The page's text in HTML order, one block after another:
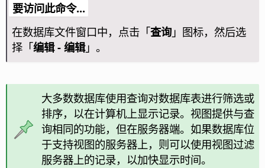
要访问此命令...
在数据库文件窗口中，点击「查询」图标，然后选
择「编辑 - 编辑」。
大多数数据库使用查询对数据库表进行筛选或
排序，以在计算机上显示记录。视图提供与查
询相同的功能，但在服务器端。如果数据库位
于支持视图的服务器上，则可以使用视图过滤
服务器上的记录，以加快显示时间。